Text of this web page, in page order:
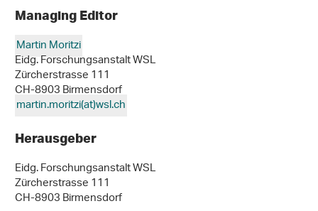
Managing Editor
Martin Moritzi
Eidg. Forschungsanstalt WSL
Zürcherstrasse 111
CH-8903 Birmensdorf
martin.moritzi(at)wsl.ch
Herausgeber
Eidg. Forschungsanstalt WSL
Zürcherstrasse 111
CH-8903 Birmensdorf